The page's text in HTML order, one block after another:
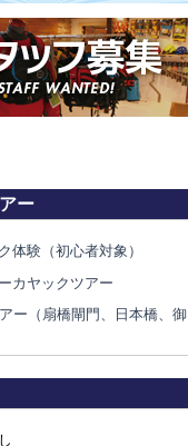
ー
体験（初心者対象）
カヤックツアー
ー（扇橋閘門、日本橋、御